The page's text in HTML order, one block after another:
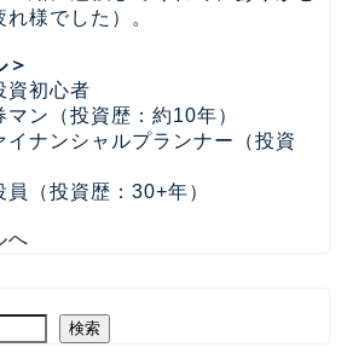
様でした）。
＞
資初心者
ン（投資歴：約10年）
イナンシャルプランナー（投資
（投資歴：30+年）
へ
検索